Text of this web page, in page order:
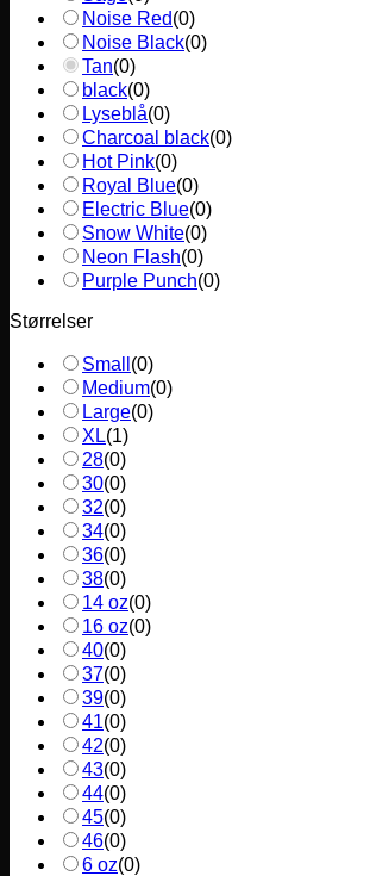
Noise Red(0)
Noise Black(0)
Tan(0)
black(0)
Lyseblå(0)
Charcoal black(0)
Hot Pink(0)
Royal Blue(0)
Electric Blue(0)
Snow White(0)
Neon Flash(0)
Purple Punch(0)
Størrelser
Small (0)
Medium(0)
Large(0)
XL(1)
28(0)
30(0)
32(0)
34(0)
36(0)
38(0)
14 oz(0)
16 oz(0)
40(0)
37(0)
39(0)
41(0)
42(0)
43(0)
44(0)
45(0)
46(0)
6 oz(0)